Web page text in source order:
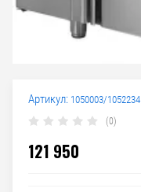
Артикул: 1050003/1052234
(0)
121 950